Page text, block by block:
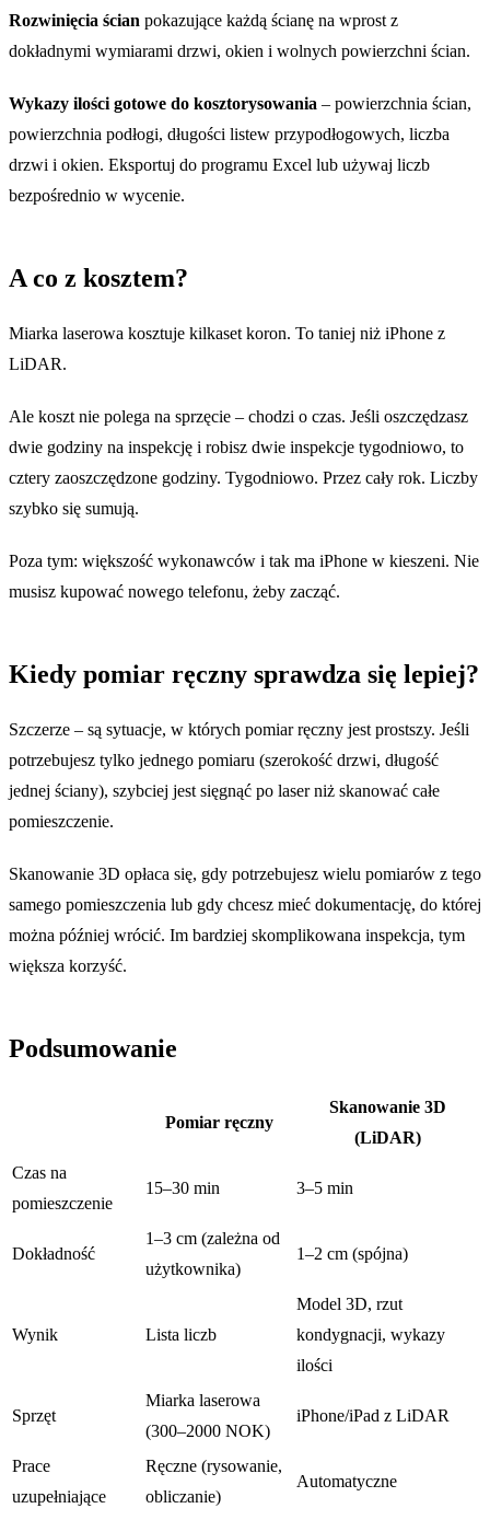
Rozwinięcia ścian pokazujące każdą ścianę na wprost z
dokładnymi wymiarami drzwi, okien i wolnych powierzchni ścian.
Wykazy ilości gotowe do kosztorysowania – powierzchnia ścian,
powierzchnia podłogi, długości listew przypodłogowych, liczba
drzwi i okien. Eksportuj do programu Excel lub używaj liczb
bezpośrednio w wycenie.
A co z kosztem?
Miarka laserowa kosztuje kilkaset koron. To taniej niż iPhone z
LiDAR.
Ale koszt nie polega na sprzęcie – chodzi o czas. Jeśli oszczędzasz
dwie godziny na inspekcję i robisz dwie inspekcje tygodniowo, to
cztery zaoszczędzone godziny. Tygodniowo. Przez cały rok. Liczby
szybko się sumują.
Poza tym: większość wykonawców i tak ma iPhone w kieszeni. Nie
musisz kupować nowego telefonu, żeby zacząć.
Kiedy pomiar ręczny sprawdza się lepiej?
Szczerze – są sytuacje, w których pomiar ręczny jest prostszy. Jeśli
potrzebujesz tylko jednego pomiaru (szerokość drzwi, długość
jednej ściany), szybciej jest sięgnąć po laser niż skanować całe
pomieszczenie.
Skanowanie 3D opłaca się, gdy potrzebujesz wielu pomiarów z tego
samego pomieszczenia lub gdy chcesz mieć dokumentację, do której
można później wrócić. Im bardziej skomplikowana inspekcja, tym
większa korzyść.
Podsumowanie
Pomiar ręczny
Skanowanie 3D
(LiDAR)
Czas na
pomieszczenie
15–30 min 3–5 min
Dokładność
1–3 cm (zależna od
użytkownika)
1–2 cm (spójna)
Wynik Lista liczb
Model 3D, rzut
kondygnacji, wykazy
ilości
Sprzęt
Miarka laserowa
(300–2000 NOK)
iPhone/iPad z LiDAR
Prace
uzupełniające
Ręczne (rysowanie,
obliczanie)
Automatyczne